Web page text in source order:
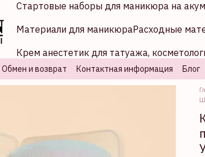
Стартовые наборы для маникюра на
Материали для маникюраРасходные
Крем анестетик для татуажа,
Обмен и возврат Контактная информация Блог